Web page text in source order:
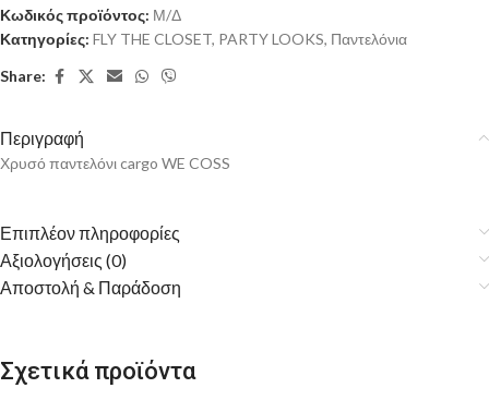
Κωδικός προϊόντος: Μ/Δ
Κατηγορίες: FLY THE CLOSET, PARTY LOOKS, Παντελόνια
Share:
Περιγραφή
Χρυσό παντελόνι cargo WE COSS
Επιπλέον πληροφορίες
Αξιολογήσεις (0)
Αποστολή & Παράδοση
Σχετικά προϊόντα